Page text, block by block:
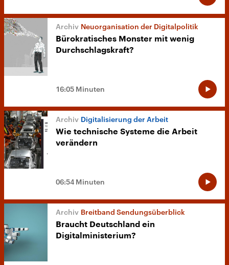
Neuorganisation der Digitalpolitik
Bürokratisches Monster mit wenig
Durchschlagskraft?
16:05 Minuten
Digitalisierung der Arbeit
Wie technische Systeme die Arbeit
verändern
06:54 Minuten
Breitband Sendungsüberblick
Braucht Deutschland ein
Digitalministerium?